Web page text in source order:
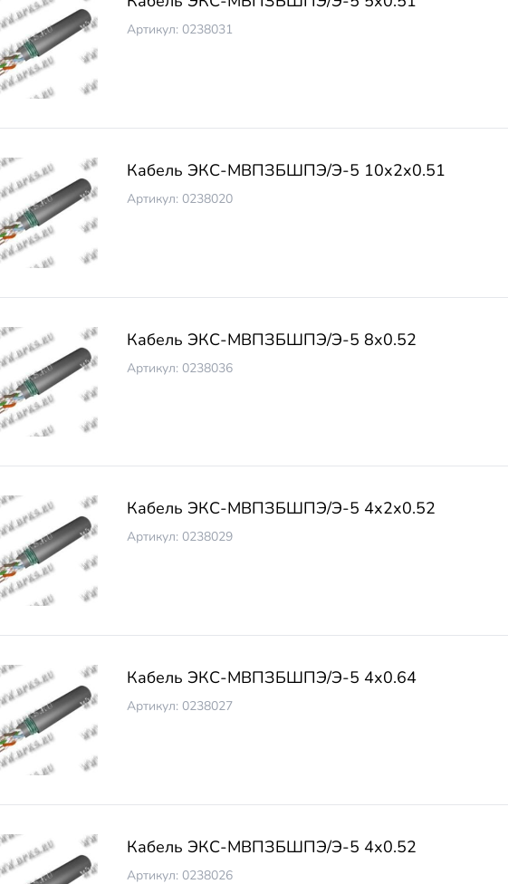
Артикул: 0238031
Кабель ЭКС-МВПЗБШПЭ/Э-5 10х2х0.51
Артикул: 0238020
Кабель ЭКС-МВПЗБШПЭ/Э-5 8х0.52
Артикул: 0238036
Кабель ЭКС-МВПЗБШПЭ/Э-5 4х2х0.52
Артикул: 0238029
Кабель ЭКС-МВПЗБШПЭ/Э-5 4х0.64
Артикул: 0238027
Кабель ЭКС-МВПЗБШПЭ/Э-5 4х0.52
Артикул: 0238026